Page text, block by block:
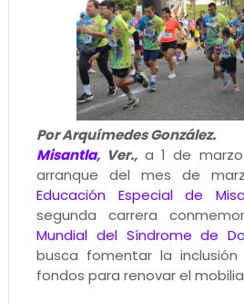
Por Arquímedes González.
Misantla, Ver., a 1 de
arranque del mes de
Educación Especial de
segunda carrera
Mundial del Síndrome de
busca fomentar la
fondos para renovar el